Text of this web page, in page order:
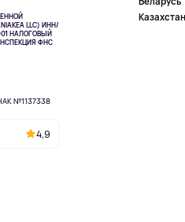
LLC) ИНН/
НАЛОГОВЫЙ
ФНС
№1137338
4,9
Казахстан